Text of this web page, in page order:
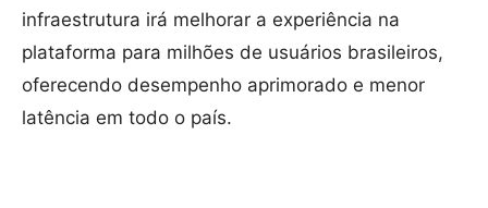
infraestrutura irá melhorar a experiência na
plataforma para milhões de usuários brasileiros,
oferecendo desempenho aprimorado e menor
latência em todo o país.